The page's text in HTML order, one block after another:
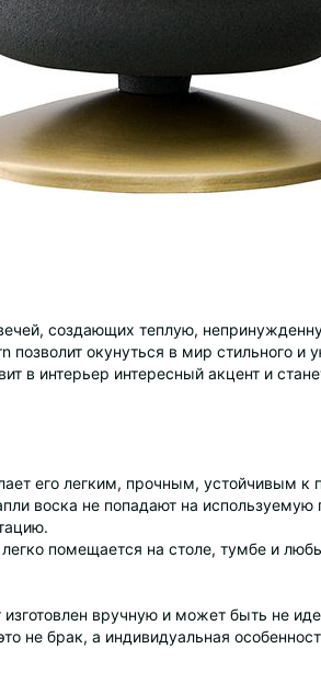
создающих теплую,
позволит окунуться в мир стильного и
в интерьер интересный акцент и
его легким, прочным, устойчивым к
воска не попадают на используемую
помещается на столе, тумбе и
вручную и может быть не
не брак, а индивидуальная